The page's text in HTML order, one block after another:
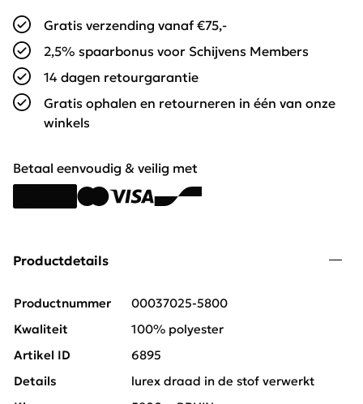
Gratis verzending vanaf €75,-
2,5% spaarbonus voor Schijvens Members
14 dagen retourgarantie
Gratis ophalen en retourneren in één van onze
winkels
Betaal eenvoudig & veilig met
Productdetails
Productnummer
00037025-5800
Kwaliteit
100% polyester
Artikel ID
6895
Details
lurex draad in de stof verwerkt